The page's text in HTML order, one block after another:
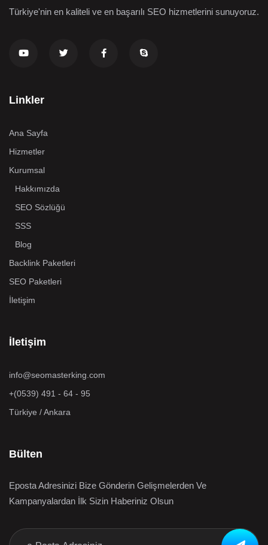
Türkiye'nin en kaliteli ve en başarılı SEO hizmetlerini sunuyoruz.
Linkler
Ana Sayfa
Hizmetler
Kurumsal
Hakkımızda
SEO Sözlüğü
SSS
Blog
Backlink Paketleri
SEO Paketleri
İletişim
İletişim
info@seomasterking.com
+(0539) 491 - 64 - 95
Türkiye / Ankara
Bülten
Eposta Adresinizi Bize Gönderin Gelişmelerden Ve
Kampanyalardan İlk Sizin Haberiniz Olsun